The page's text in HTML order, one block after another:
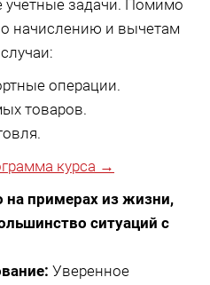
учетные задачи. Помимо
начислению и вычетам
операции.
товаров.
курса →
на примерах из жизни,
ситуаций с
Уверенное